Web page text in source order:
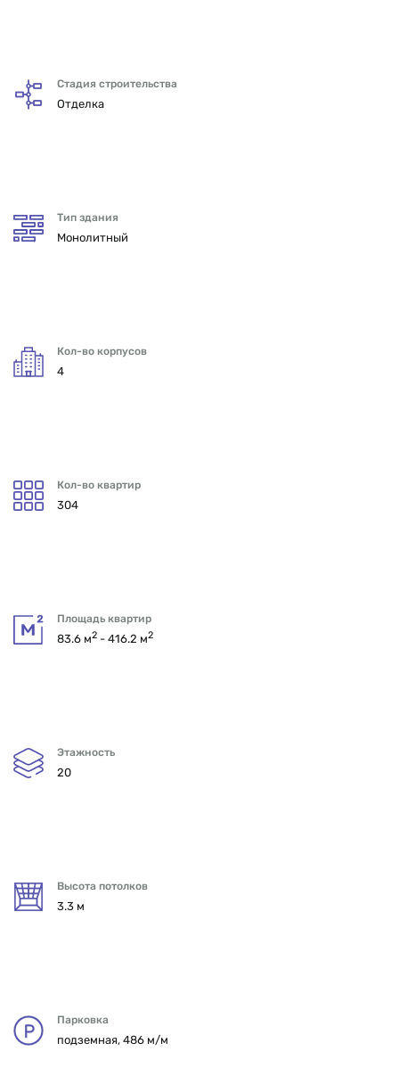
Стадия строительства
Отделка
Тип здания
Монолитный
Кол-во корпусов
4
Кол-во квартир
304
Площадь квартир
83.6 м2 - 416.2 м2
Этажность
20
Высота потолков
3.3 м
Парковка
подземная, 486 м/м